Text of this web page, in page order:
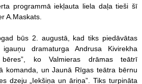
programmā iekļauta liela daļa tieši šī
A.Maskats.
būs 2. augustā, kad tiks piedāvātas
dramaturga Andrusa Kivirekha
bēres”, ko Valmieras drāmas teātrī
komanda, un Jaunā Rīgas teātra bērnu
dzeju „Iekšiņa un āriņa”. Tiks turpināta